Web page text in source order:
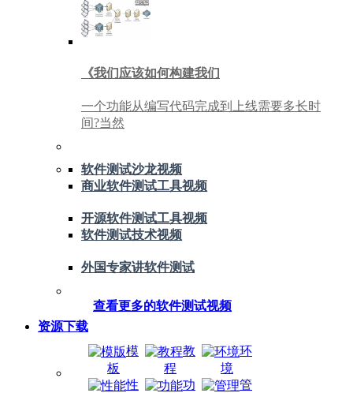
《我们应该如何构建我们
一个功能从编写代码完成到上线需要多长时
间?当然
软件测试沙龙视频
商业软件测试工具视频
开源软件测试工具视频
软件测试技术视频
外国专家讲软件测试
查看更多的软件测试视频
资源下载
模
板
教
程
环
境
性
功
管